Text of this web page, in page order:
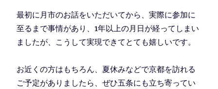
最初に月市のお話をいただいてから、実際に参加に
至るまで事情があり、1年以上の月日が経ってしまい
ましたが、こうして実現できてとても嬉しいです。
お近くの方はもちろん、夏休みなどで京都を訪れる
ご予定がありましたら、ぜひ五条にも立ち寄ってい